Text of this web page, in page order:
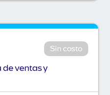
Sin costo
ventas y